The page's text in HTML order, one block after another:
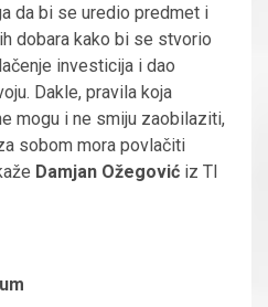
da bi se uredio predmet i
dobara kako bi se stvorio
investicija i dao
Dakle, pravila koja
mogu i ne smiju zaobilaziti,
sobom mora povlačiti
Damjan Ožegović iz TI